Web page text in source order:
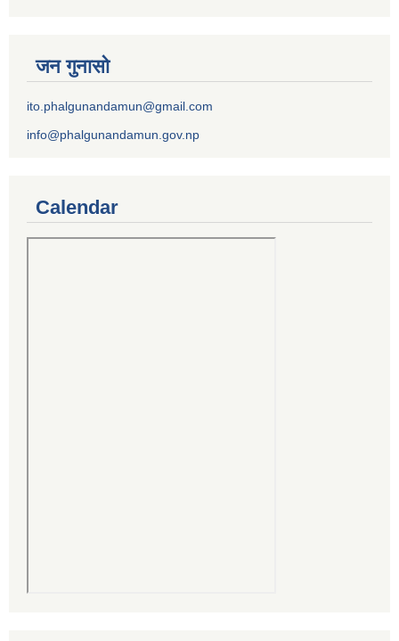
जन गुनासो
ito.phalgunandamun@gmail.com
info@phalgunandamun.gov.np
Calendar